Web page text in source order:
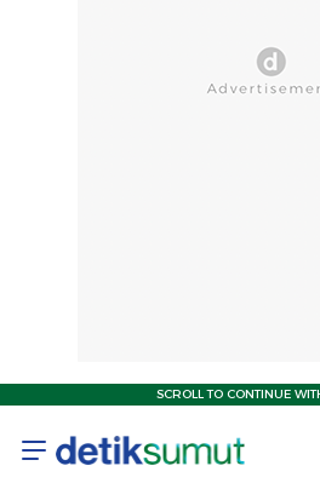
SCROLL TO CONTINUE